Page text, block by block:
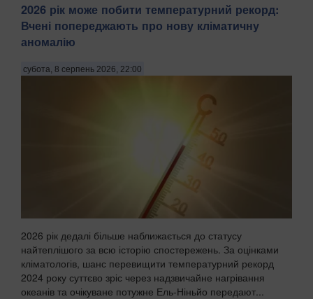
2026 рік може побити температурний рекорд:
Вчені попереджають про нову кліматичну
аномалію
субота, 8 серпень 2026, 22:00
2026 рік дедалі більше наближається до статусу
найтеплішого за всю історію спостережень. За оцінками
кліматологів, шанс перевищити температурний рекорд
2024 року суттєво зріс через надзвичайне нагрівання
океанів та очікуване потужне Ель-Ніньйо передают...